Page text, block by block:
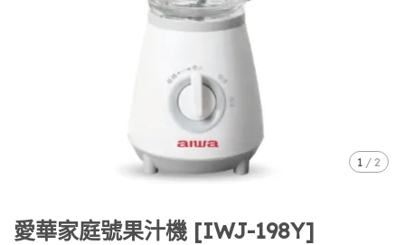
1 /2
愛華家庭號果汁機 [IWJ-198Y]